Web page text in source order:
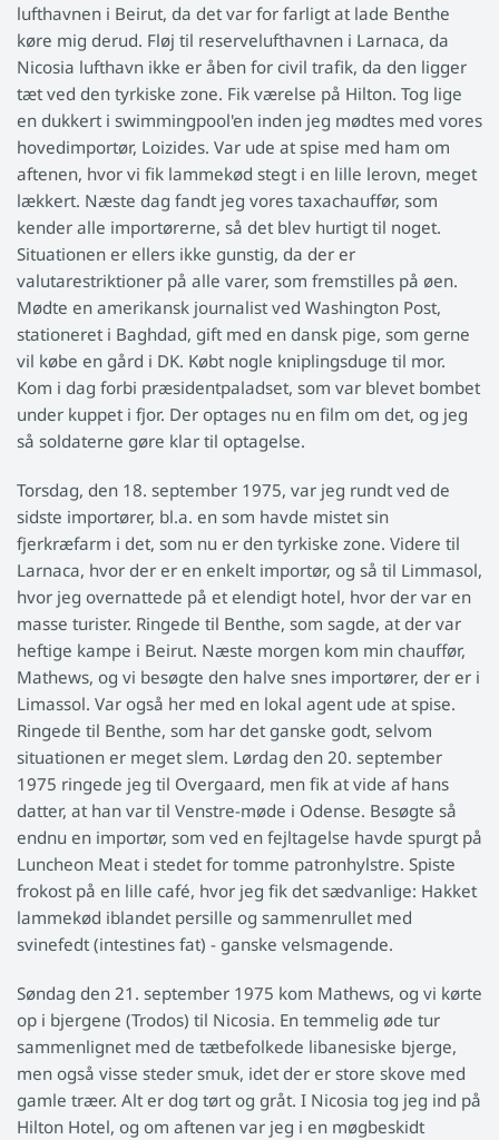
lufthavnen i Beirut, da det var for farligt at lade Benthe
køre mig derud. Fløj til reservelufthavnen i Larnaca, da
Nicosia lufthavn ikke er åben for civil trafik, da den ligger
tæt ved den tyrkiske zone. Fik værelse på Hilton. Tog lige
en dukkert i swimmingpool'en inden jeg mødtes med vores
hovedimportør, Loizides. Var ude at spise med ham om
aftenen, hvor vi fik lammekød stegt i en lille lerovn, meget
lækkert. Næste dag fandt jeg vores taxachauffør, som
kender alle importørerne, så det blev hurtigt til noget.
Situationen er ellers ikke gunstig, da der er
valutarestriktioner på alle varer, som fremstilles på øen.
Mødte en amerikansk journalist ved Washington Post,
stationeret i Baghdad, gift med en dansk pige, som gerne
vil købe en gård i DK. Købt nogle kniplingsduge til mor.
Kom i dag forbi præsidentpaladset, som var blevet bombet
under kuppet i fjor. Der optages nu en film om det, og jeg
så soldaterne gøre klar til optagelse.
Torsdag, den 18. september 1975, var jeg rundt ved de
sidste importører, bl.a. en som havde mistet sin
fjerkræfarm i det, som nu er den tyrkiske zone. Videre til
Larnaca, hvor der er en enkelt importør, og så til Limmasol,
hvor jeg overnattede på et elendigt hotel, hvor der var en
masse turister. Ringede til Benthe, som sagde, at der var
heftige kampe i Beirut. Næste morgen kom min chauffør,
Mathews, og vi besøgte den halve snes importører, der er i
Limassol. Var også her med en lokal agent ude at spise.
Ringede til Benthe, som har det ganske godt, selvom
situationen er meget slem. Lørdag den 20. september
1975 ringede jeg til Overgaard, men fik at vide af hans
datter, at han var til Venstre-møde i Odense. Besøgte så
endnu en importør, som ved en fejltagelse havde spurgt på
Luncheon Meat i stedet for tomme patronhylstre. Spiste
frokost på en lille café, hvor jeg fik det sædvanlige: Hakket
lammekød iblandet persille og sammenrullet med
svinefedt (intestines fat) - ganske velsmagende.
Søndag den 21. september 1975 kom Mathews, og vi kørte
op i bjergene (Trodos) til Nicosia. En temmelig øde tur
sammenlignet med de tætbefolkede libanesiske bjerge,
men også visse steder smuk, idet der er store skove med
gamle træer. Alt er dog tørt og gråt. I Nicosia tog jeg ind på
Hilton Hotel, og om aftenen var jeg i en møgbeskidt